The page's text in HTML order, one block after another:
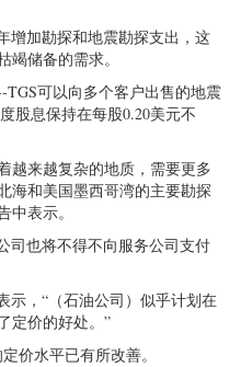
增加勘探和地震勘探支出，这
储备的需求。
可以向多个客户出售的地震
股息保持在每股0.20美元不
越来越复杂的地质，需要更多
海和美国墨西哥湾的主要勘探
表示。
司也将不得不向服务公司支付
示，“（石油公司）似乎计划在
定价的好处。”
价水平已有所改善。